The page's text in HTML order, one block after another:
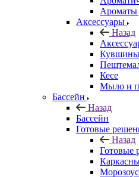
Ароматы
Аксессуары
Назад
Кесе
Мыло и
Бассейн
Назад
Бассейн
Готовые
Назад
Готовые